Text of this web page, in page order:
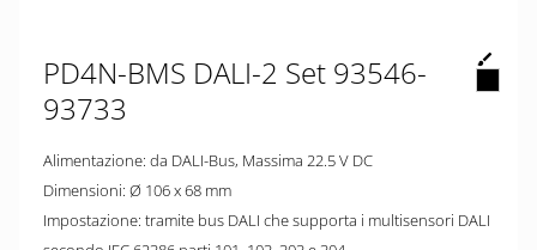
PD4N-BMS DALI-2 Set 93546-
93733
Alimentazione: da DALI-Bus, Massima 22.5 V DC
Dimensioni: Ø 106 x 68 mm
Impostazione: tramite bus DALI che supporta i multisensori DALI